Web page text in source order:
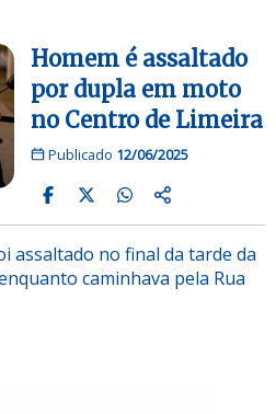
Homem é assaltado
por dupla em moto
no Centro de Limeira
Publicado 12/06/2025
assaltado no final da tarde da
caminhava pela Rua